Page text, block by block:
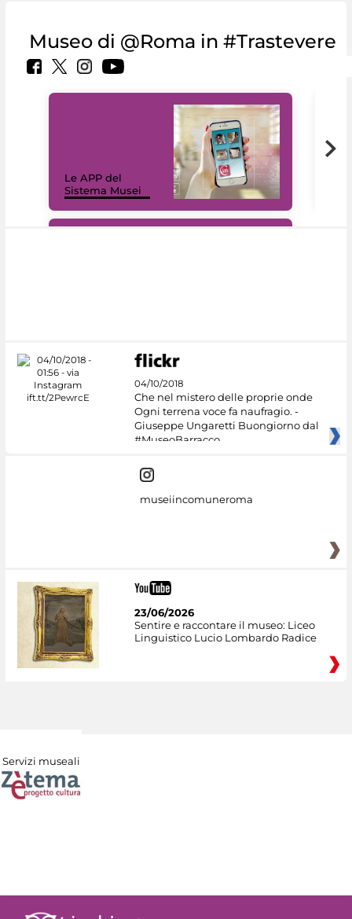
Museo di @Roma in #Trastevere
Le APP del
Sistema Musei
04/10/2018
Che nel mistero delle proprie onde
Ogni terrena voce fa naufragio. -
Giuseppe Ungaretti Buongiorno dal
#MuseoBarracco
museiincomuneroma
23/06/2026
Sentire e raccontare il museo: Liceo
Linguistico Lucio Lombardo Radice
Servizi museali